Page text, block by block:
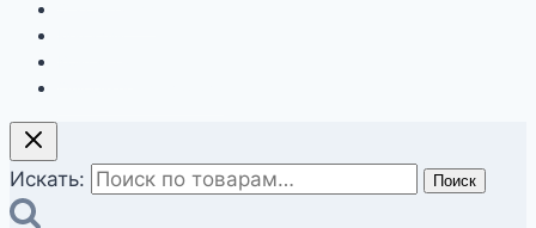
Искать: Поиск